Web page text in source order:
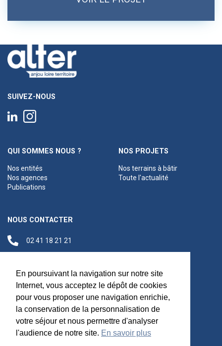
En poursuivant la navigation sur notre site
Internet, vous acceptez le dépôt de cookies
pour vous proposer une navigation enrichie,
la conservation de la personnalisation de
votre séjour et nous permettre d'analyser
l'audience de notre site. En savoir plus
SUIVEZ-NOUS
QUI SOMMES NOUS ?
Nos entités
Nos agences
Publications
NOS PROJETS
Nos terrains à bâtir
Toute l'actualité
NOUS CONTACTER
02 41 18 21 21
Siège social
Maréchal Foch,
49100 Angers